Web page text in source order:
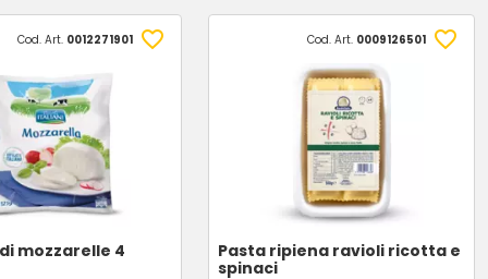
Cod. Art. 0012271901
mozzarelle 4
Cod. Art. 0009126501
Pasta ripiena ravioli ricotta e
spinaci